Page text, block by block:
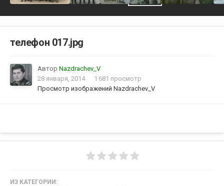
телефон 017.jpg
Автор Nazdrachev_V
28 января, 2014
1 681 просмотр
Просмотр изображений Nazdrachev_V
ИЗ КАТЕГОРИИ: